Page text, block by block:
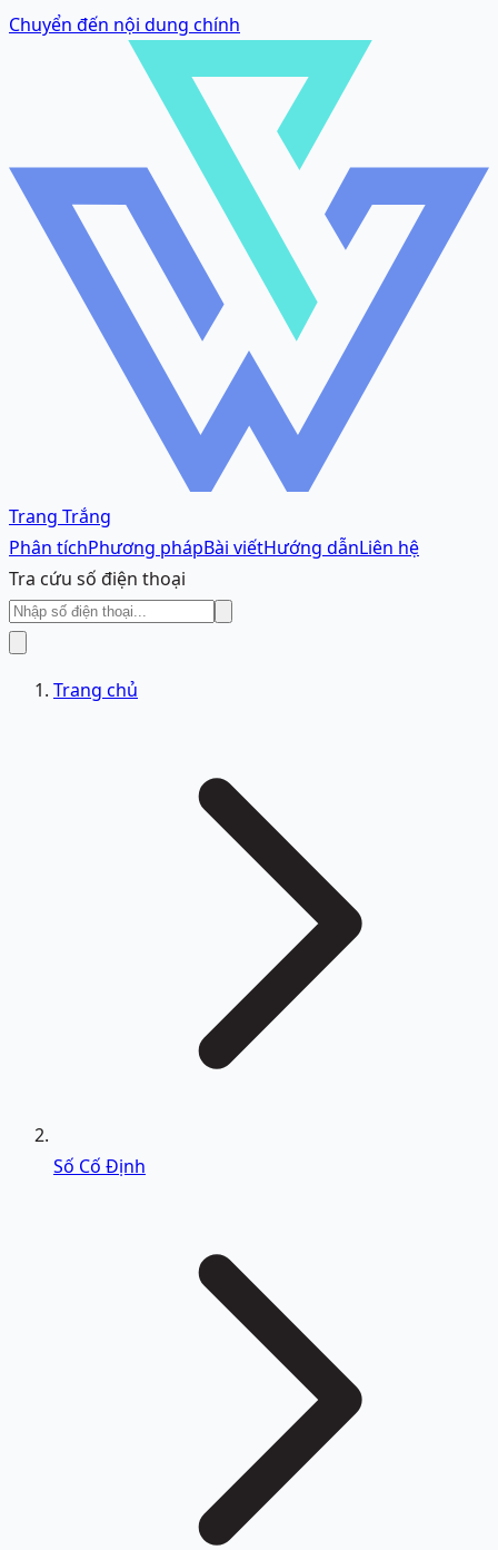
Chuyển đến nội dung chính
Trang Trắng
Phân tíchPhương phápBài viếtHướng dẫnLiên hệ
Tra cứu số điện thoại
Trang chủ
Số Cố Định